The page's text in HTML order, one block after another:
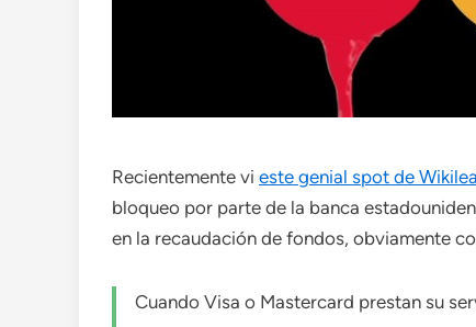
Recientemente vi este genial spot de
bloqueo por parte de la banca
en la recaudación de fondos, obviamente
Cuando Visa o Mastercard prestan su